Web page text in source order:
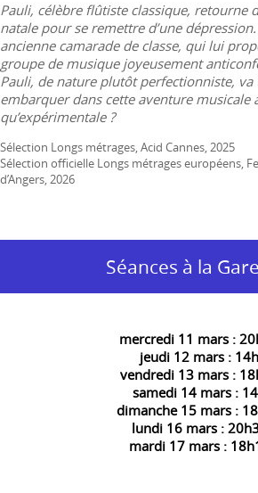
Pauli, célèbre flûtiste classique, retourne
natale pour se remettre d’une
ancienne camarade de classe, qui lui
groupe de musique joyeusement
Pauli, de nature plutôt perfectionniste, va
embarquer dans cette aventure musicale
qu’expérimentale ?
Sélection Longs métrages, Acid Cannes, 2025
Sélection officielle Longs métrages européens,
d’Angers, 2026
Séances à la
mercredi 11 mars :
jeudi 12 mars : 14h
vendredi 13 mars :
samedi 14 mars :
dimanche 15 mars :
lundi 16 mars :
mardi 17 mars :